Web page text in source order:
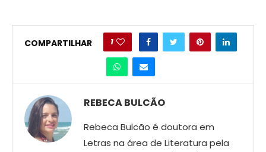
COMPARTILHAR 1
REBECA BULCÃO
Rebeca Bulcão é doutora em
Letras na área de Literatura pela